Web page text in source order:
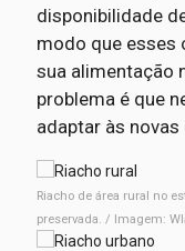
disponibilidade
modo que esses
sua alimentação
problema é que
adaptar às
Riacho de área rural no
preservada. / Imagem: